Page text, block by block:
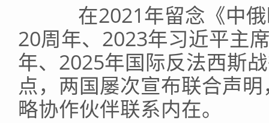
在2021年留念《中俄
20周年、2023年习近平主
年、2025年国际反法西斯
点，两国屡次宣布联合声
略协作伙伴联系内在。